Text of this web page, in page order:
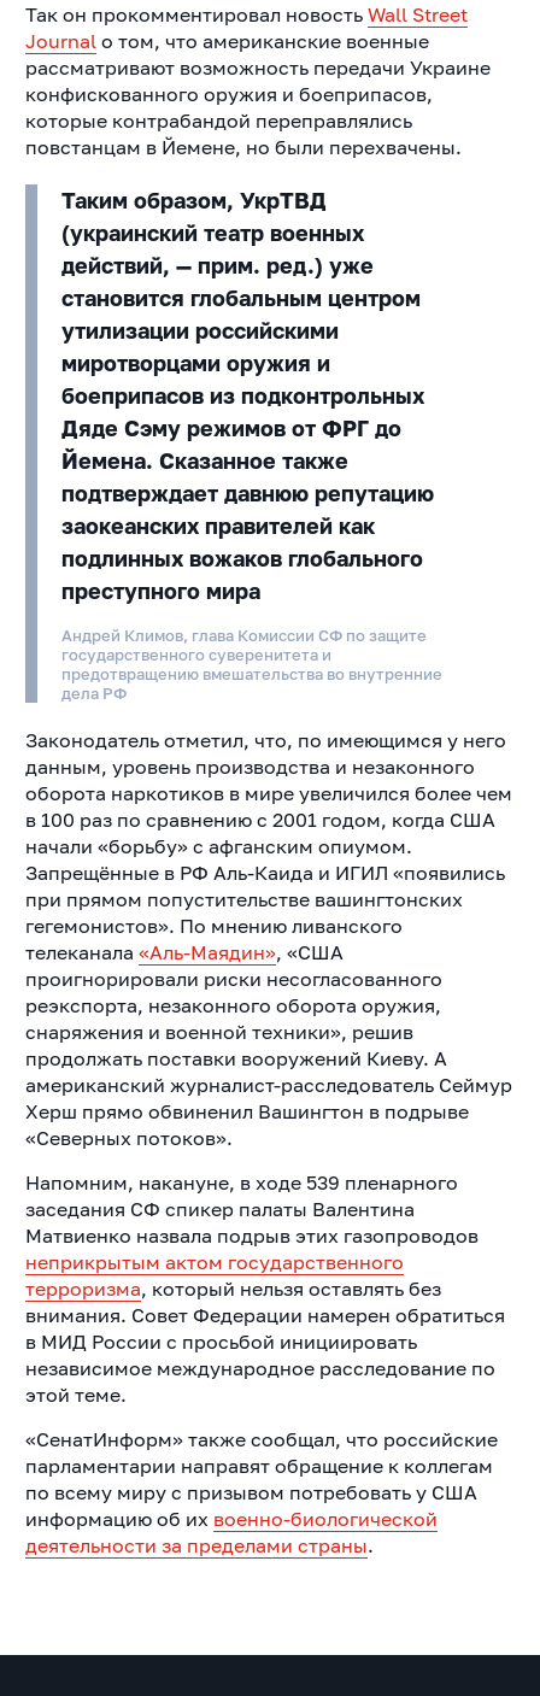
Так он прокомментировал новость Wall Street
Journalо том, что американские военные
рассматривают возможность передачи Украине
конфискованного оружия и боеприпасов,
которые контрабандой переправлялись
повстанцам в Йемене, но были перехвачены.
Таким образом, УкрТВД
(украинский театр военных
действий, — прим. ред.) уже
становится глобальным центром
утилизации российскими
миротворцами оружия и
боеприпасов из подконтрольных
Дяде Сэму режимов от ФРГ до
Йемена. Сказанное также
подтверждает давнюю репутацию
заокеанских правителей как
подлинных вожаков глобального
преступного мира
Андрей Климов, глава Комиссии СФ по защите
государственного суверенитета и
предотвращению вмешательства во внутренние
дела РФ
Законодатель отметил, что, по имеющимся у него
данным, уровень производства и незаконного
оборота наркотиков в мире увеличился более чем
в 100 раз по сравнению с 2001 годом, когда США
начали «борьбу» с афганским опиумом.
Запрещённые в РФ Аль-Каида и ИГИЛ «появились
при прямом попустительстве вашингтонских
гегемонистов». По мнению ливанского
телеканала «Аль-Маядин», «США
проигнорировали риски несогласованного
реэкспорта, незаконного оборота оружия,
снаряжения и военной техники», решив
продолжать поставки вооружений Киеву. А
американский журналист-расследователь Сеймур
Херш прямо обвиненил Вашингтон в подрыве
«Северных потоков».
Напомним, накануне, в ходе 539 пленарного
заседания СФ спикер палаты Валентина
Матвиенко назвала подрыв этих газопроводов
неприкрытым актом государственного
терроризма, который нельзя оставлять без
внимания. Совет Федерации намерен обратиться
в МИД России с просьбой инициировать
независимое международное расследование по
этой теме.
«СенатИнформ» также сообщал, что российские
парламентарии направят обращение к коллегам
по всему миру с призывом потребовать у США
информацию об их военно-биологической
деятельности за пределами страны.